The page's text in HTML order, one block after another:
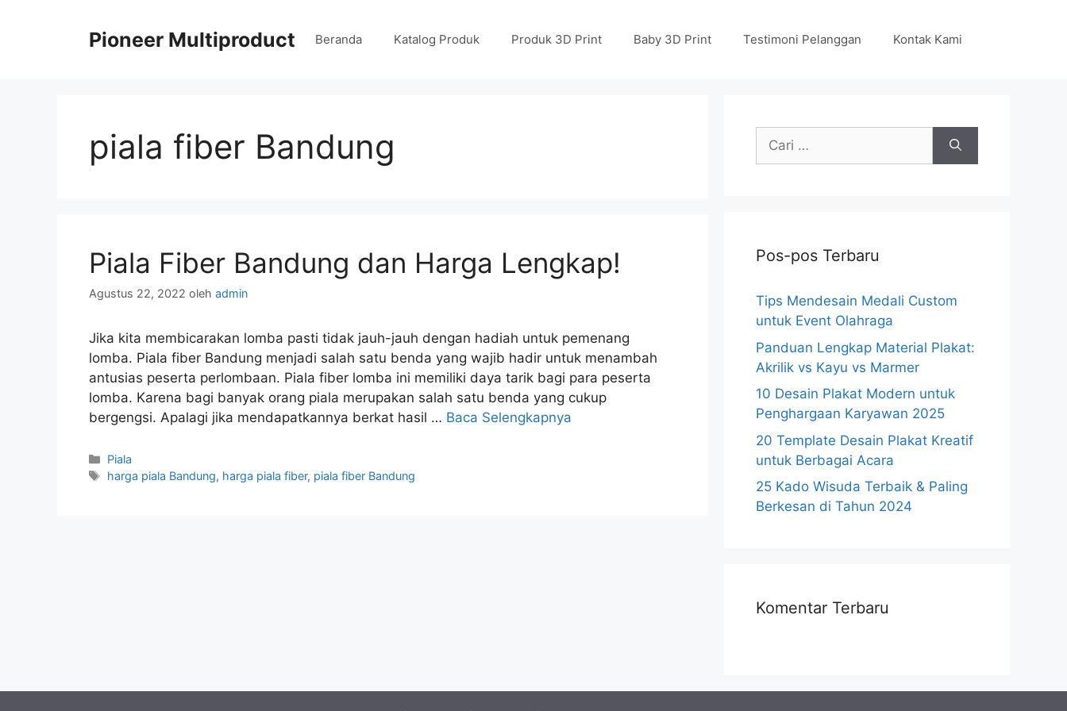
Pioneer Multiproduct Beranda Katalog Produk Produk 3D Print Baby 3D Print Testimoni Pelanggan Kontak Kami
piala fiber Bandung
Piala Fiber Bandung dan Harga Lengkap!
Agustus 22, 2022 oleh admin
Jika kita membicarakan lomba pasti tidak jauh-jauh dengan hadiah untuk pemenang
lomba. Piala fiber Bandung menjadi salah satu benda yang wajib hadir untuk menambah
antusias peserta perlombaan. Piala fiber lomba ini memiliki daya tarik bagi para peserta
lomba. Karena bagi banyak orang piala merupakan salah satu benda yang cukup
bergengsi. Apalagi jika mendapatkannya berkat hasil … Baca Selengkapnya
Kategori
Piala
Tag
harga piala Bandung, harga piala fiber, piala fiber Bandung
Cari
Pos-pos Terbaru
Tips Mendesain Medali Custom
untuk Event Olahraga
Panduan Lengkap Material Plakat:
Akrilik vs Kayu vs Marmer
10 Desain Plakat Modern untuk
Penghargaan Karyawan 2025
20 Template Desain Plakat Kreatif
untuk Berbagai Acara
25 Kado Wisuda Terbaik & Paling
Berkesan di Tahun 2024
Komentar Terbaru